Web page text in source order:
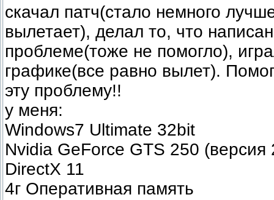
скачал патч(стало немного
вылетает), делал то, что
проблеме(тоже не помогло),
графике(все равно вылет).
эту проблему!!
у меня:
Windows7 Ultimate 32bit
Nvidia GeForce GTS 250 (версия
DirectX 11
4г Оперативная память